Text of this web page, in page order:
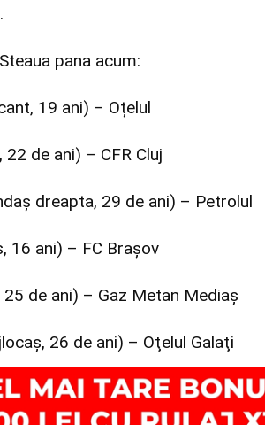
pana acum:
19 ani) – Oțelul
22 de ani) – CFR Cluj
dreapta, 29 de ani) – Petrolul
16 ani) – FC Brașov
25 de ani) – Gaz Metan Mediaș
26 de ani) – Oţelul Galaţi